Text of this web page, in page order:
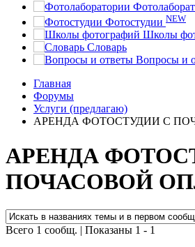
Фотостудии NEW
Школы
Словарь
Вопросы и
Главная
Форумы
Услуги (предлагаю)
АРЕНДА ФОТОСТУДИИ С
АРЕНДА
ПОЧАСОВОЙ
Всего 1 сообщ. | Показаны 1 - 1